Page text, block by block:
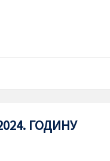
ГОДИНУ